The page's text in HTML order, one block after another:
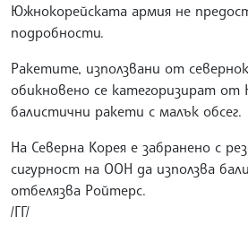
Южнокорейската армия не
подробности.
Ракетите, използвани от
обикновено се категоризират
балистични ракети с малък обсег.
На Северна Корея е забранено с
сигурност на ООН да използва
отбелязва Ройтерс.
/ГГ/